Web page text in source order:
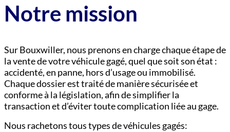
Notre mission
Sur Bouxwiller, nous prenons en charge chaque étape de
la vente de votre véhicule gagé, quel que soit son état :
accidenté, en panne, hors d’usage ou immobilisé.
Chaque dossier est traité de manière sécurisée et
conforme à la législation, afin de simplifier la
transaction et d’éviter toute complication liée au gage.
Nous rachetons tous types de véhicules gagés: